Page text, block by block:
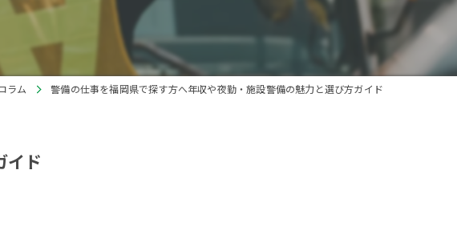
ラム 警備の仕事を福岡県で探す方へ年収や夜勤・施設警備の魅力と選び方ガイド
イド